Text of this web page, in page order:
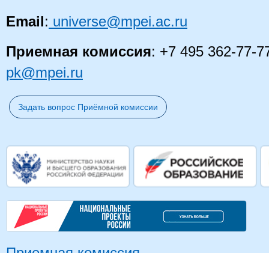
Email: universe@mpei.ac.ru
Приемная комиссия: +7 495 362-77-
pk@mpei.ru
Задать вопрос Приёмной комиссии